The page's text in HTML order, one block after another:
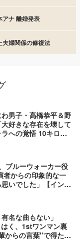
アナ 離婚発表
夫婦関係の修復法
わ男子・高橋恭平＆野
好きな存在を壊して
への覚悟 10キロ増
ブルーウォーカー役
者からの印象的な一
いでした」【インタ
名な曲もない」
く、1stワンマン裏
からの言葉"で得た覚